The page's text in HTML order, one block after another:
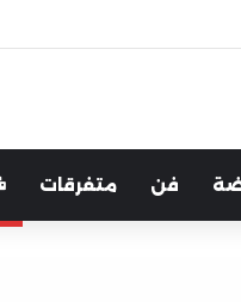
التواصل والشراكة مع
فن متفرقات